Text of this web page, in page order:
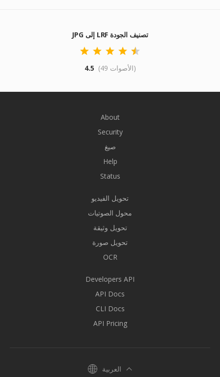
JPG إلى LRF تصنيف الجودة
4.5 (49 الأصوات)
About
Security
صيغ
Help
Status
تحويل الفيديو
محول الصوتيات
تحويل وثيقة
تحويل صورة
OCR
Developers API
API Docs
CLI Docs
API Pricing
العربية